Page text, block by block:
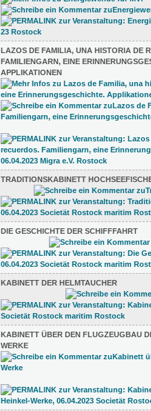
LAZOS DE FAMILIA, UNA HISTORIA DE
FAMILIENGARN, EINE
APPLIKATIONEN
TRADITIONSKABINETT
DIE GESCHICHTE DER SCHIFFFAHRT
KABINETT DER HELMTAUCHER
KABINETT ÜBER DEN FLUGZEUGBAU
WERKE